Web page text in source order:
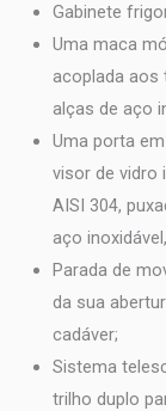
Gabinete
Uma maca
acoplada aos
alças de aço
Uma porta
visor de vidro
AISI 304,
aço
Parada de
da sua
cadáver;
Sistema
trilho duplo